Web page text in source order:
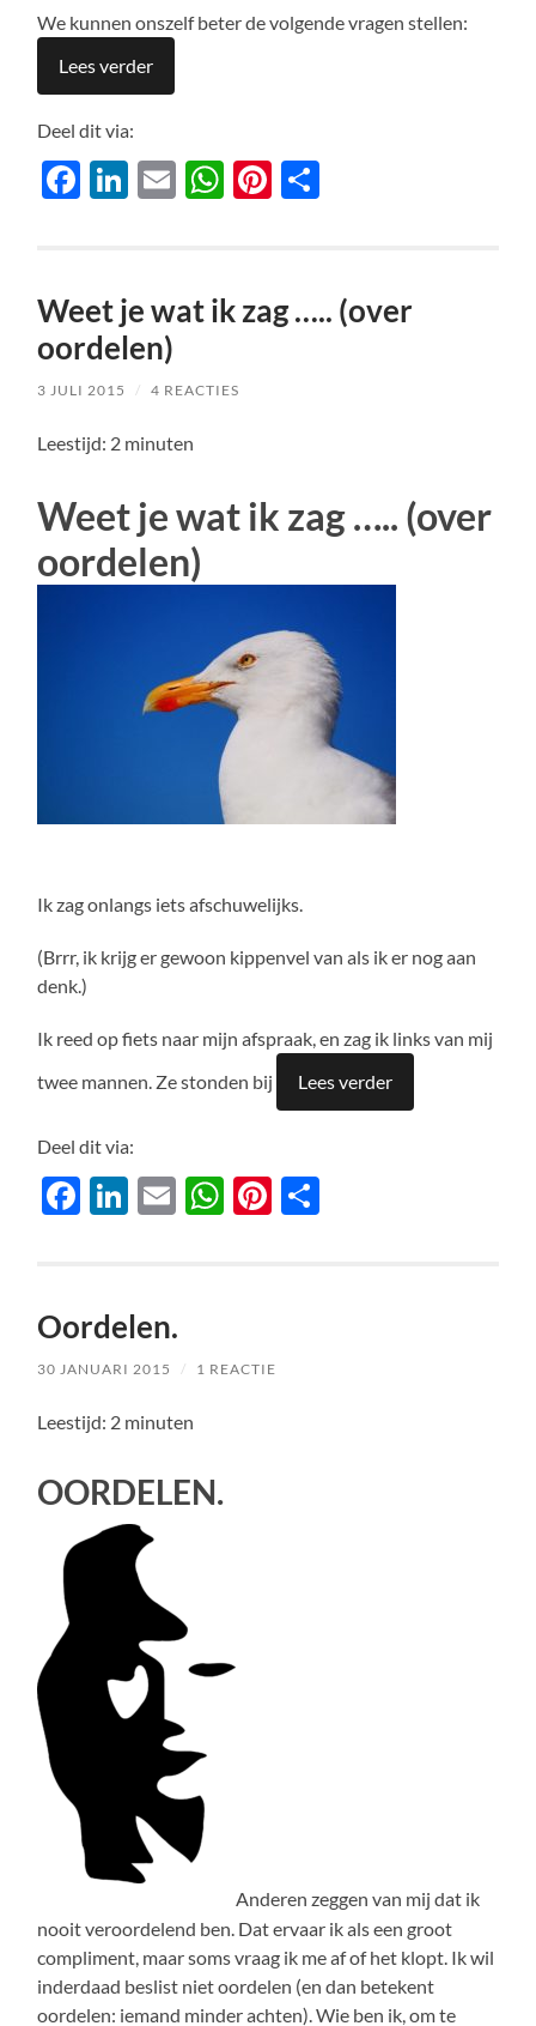
We kunnen onszelf beter de volgende vragen stellen:
Lees verder
Deel dit via:
Facebook
LinkedIn
EmailWhatsApp
Pinterest
Weet je wat ik zag ….. (over
oordelen)
3 JULI 2015 / 4 REACTIES
Leestijd: 2 minuten
Weet je wat ik zag ….. (over
oordelen)
Ik zag onlangs iets afschuwelijks.
(Brrr, ik krijg er gewoon kippenvel van als ik er nog aan
denk.)
Ik reed op fiets naar mijn afspraak, en zag ik links van mij
twee mannen. Ze stonden bij
Lees verder
Deel dit via:
Facebook
LinkedIn
EmailWhatsApp
Pinterest
Oordelen.
30 JANUARI 2015 / 1 REACTIE
Leestijd: 2 minuten
OORDELEN.
Anderen zeggen van mij dat ik
nooit veroordelend ben. Dat ervaar ik als een groot
compliment, maar soms vraag ik me af of het klopt. Ik wil
inderdaad beslist niet oordelen (en dan betekent
oordelen: iemand minder achten). Wie ben ik, om te